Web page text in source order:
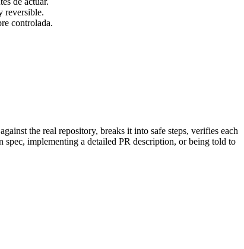
reversible.
controlada.
the real repository, breaks it into safe steps, verifies each
implementing a detailed PR description, or being told to